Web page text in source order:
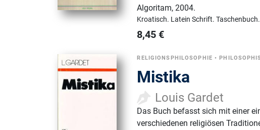
Algoritam,2004.
Kroatisch. Latein Schrift.Taschenbuch.
8,45 €
RELIGIONSPHILOSOPHIE •
Mistika
Louis Gardet
Das Buch befasst sich mit einer
verschiedenen religiösen